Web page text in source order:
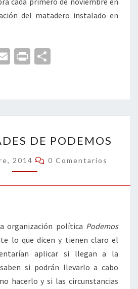
del matadero instalado en
E
l
Pr
p
ar
tir
DE
PODEMOS
DE PODEMOS
2014 Comentarios
0 Comentarios
organización política Podemos
lo que dicen y tienen claro el
aplicar si llegan a la
si podrán llevarlo a cabo
hacerlo y si las circunstancias